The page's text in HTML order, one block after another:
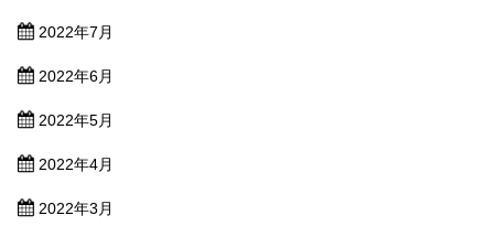
2022年7月
2022年6月
2022年5月
2022年4月
2022年3月